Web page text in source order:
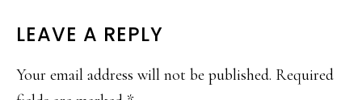
READER
INTERACTIONS
LEAVE A REPLY
Your email address will not be published. Required